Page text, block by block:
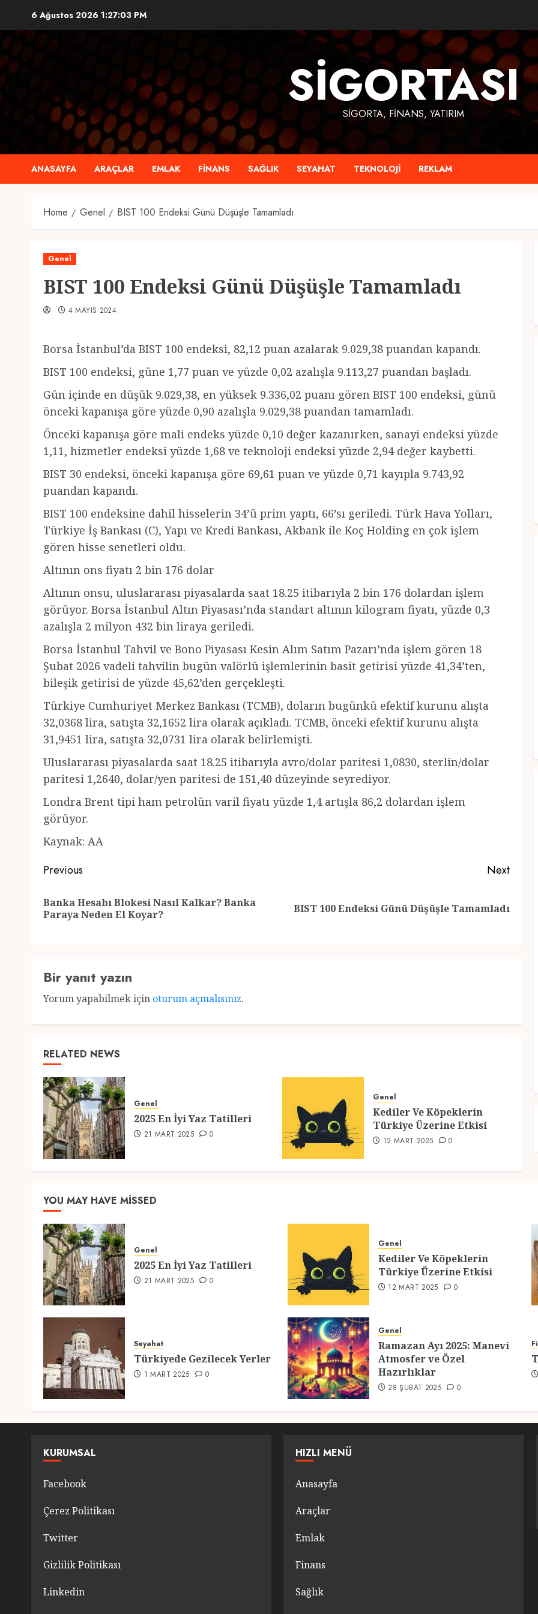
content
6 Ağustos 2026 1:27:03 PM
SIGORTASI
SIGORTA, FINANS, YATIRIM
ANASAYFA ARAÇLAR EMLAK FINANS SAĞLIK SEYAHAT TEKNOLOJI REKLAM
Home Genel BIST 100 Endeksi Günü Düşüşle Tamamladı
Genel
BIST 100 Endeksi Günü Düşüşle Tamamladı
4 MAYIS 2024
Borsa İstanbul’da BIST 100 endeksi, 82,12 puan azalarak 9.029,38 puandan kapandı.
BIST 100 endeksi, güne 1,77 puan ve yüzde 0,02 azalışla 9.113,27 puandan başladı.
Gün içinde en düşük 9.029,38, en yüksek 9.336,02 puanı gören BIST 100 endeksi, günü
önceki kapanışa göre yüzde 0,90 azalışla 9.029,38 puandan tamamladı.
Önceki kapanışa göre mali endeks yüzde 0,10 değer kazanırken, sanayi endeksi yüzde
1,11, hizmetler endeksi yüzde 1,68 ve teknoloji endeksi yüzde 2,94 değer kaybetti.
BIST 30 endeksi, önceki kapanışa göre 69,61 puan ve yüzde 0,71 kayıpla 9.743,92
puandan kapandı.
BIST 100 endeksine dahil hisselerin 34’ü prim yaptı, 66’sı geriledi. Türk Hava Yolları,
Türkiye İş Bankası (C), Yapı ve Kredi Bankası, Akbank ile Koç Holding en çok işlem
gören hisse senetleri oldu.
Altının ons fiyatı 2 bin 176 dolar
Altının onsu, uluslararası piyasalarda saat 18.25 itibarıyla 2 bin 176 dolardan işlem
görüyor. Borsa İstanbul Altın Piyasası’nda standart altının kilogram fiyatı, yüzde 0,3
azalışla 2 milyon 432 bin liraya geriledi.
Borsa İstanbul Tahvil ve Bono Piyasası Kesin Alım Satım Pazarı’nda işlem gören 18
Şubat 2026 vadeli tahvilin bugün valörlü işlemlerinin basit getirisi yüzde 41,34’ten,
bileşik getirisi de yüzde 45,62’den gerçekleşti.
Türkiye Cumhuriyet Merkez Bankası (TCMB), doların bugünkü efektif kurunu alışta
32,0368 lira, satışta 32,1652 lira olarak açıkladı. TCMB, önceki efektif kurunu alışta
31,9451 lira, satışta 32,0731 lira olarak belirlemişti.
Uluslararası piyasalarda saat 18.25 itibarıyla avro/dolar paritesi 1,0830, sterlin/dolar
paritesi 1,2640, dolar/yen paritesi de 151,40 düzeyinde seyrediyor.
Londra Brent tipi ham petrolün varil fiyatı yüzde 1,4 artışla 86,2 dolardan işlem
görüyor.
Kaynak: AA
Post
navigation
Previous
Previous
Banka Hesabı Blokesi Nasıl Kalkar? Banka
Paraya Neden El Koyar?
Next
NextBIST 100 Endeksi Günü Düşüşle Tamamladı
Bir yanıt yazın
Yorum yapabilmek için oturum açmalısınız.
RELATED NEWS
Genel
2025 En İyi Yaz Tatilleri
21 MART 2025 0
Genel
Kediler Ve Köpeklerin
Türkiye Üzerine Etkisi
12 MART 2025 0
YOU MAY HAVE MISSED
Genel
2025 En İyi Yaz Tatilleri
21 MART 2025 0
Genel
Kediler Ve Köpeklerin
Türkiye Üzerine Etkisi
12 MART 2025 0
Seyahat
Türkiyede Gezilecek Yerler
1 MART 2025 0
Genel
Ramazan Ayı 2025: Manevi
Atmosfer ve Özel
Hazırlıklar
28 ŞUBAT 2025 0
KURUMSAL
Facebook
Çerez Politikası
Twitter
Gizlilik Politikası
Linkedin
HIZLI MENÜ
Anasayfa
Araçlar
Emlak
Finans
Sağlık